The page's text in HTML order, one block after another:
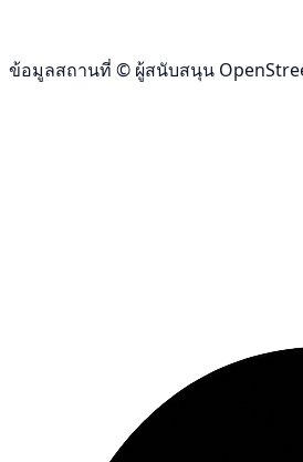
ข้อมูลสถานที่ © ผู้สนับสนุน